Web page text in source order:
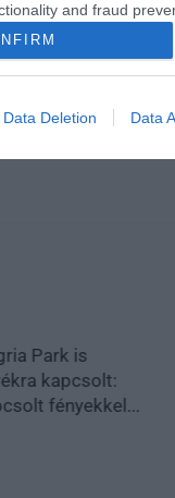
and fraud
Data Deletion Data
Park is
kapcsolt:
fényekkel...